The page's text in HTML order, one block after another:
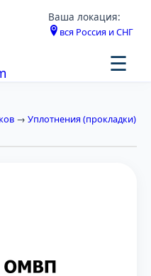
Ваша локация:
вся Россия и СНГ
☰
→ Уплотнения (прокладки)